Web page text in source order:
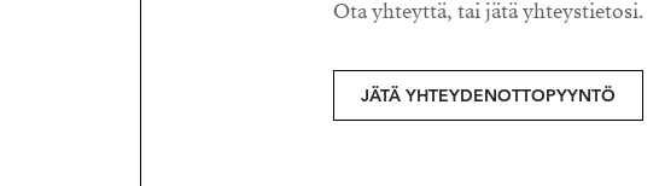
Ota yhteyttä, tai jätä yhteystietosi.
JÄTÄ YHTEYDENOTTOPYYNTÖ